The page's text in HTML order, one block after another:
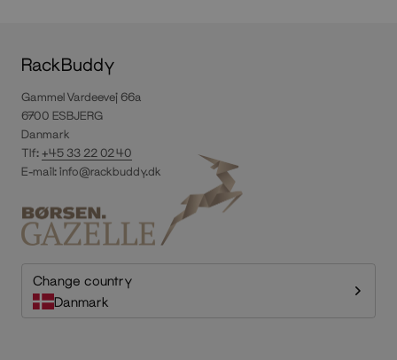
RackBuddy
Gammel Vardeevej 66a
6700 ESBJERG
Danmark
Tlf:+45 33 22 02 40
E-mail:info@rackbuddy.dk
Change country
Danmark